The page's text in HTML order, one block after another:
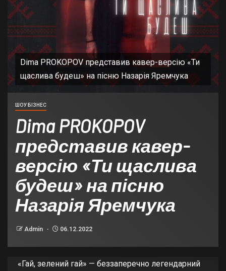
Dima PROKOPOV представив кавер-версію «Ти
щаслива будеш» на пісню Назарія Яремчука
ШОУ БІЗНЕС
Dima PROKOPOV
представив кавер-
версію «Ти щаслива
будеш» на пісню
Назарія Яремчука
Admin 06.12.2022
«Гай, зелений гай» — беззаперечно легендарний